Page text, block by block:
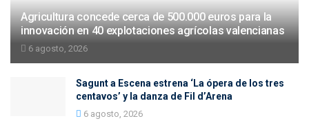
Agricultura concede cerca de 500.000 euros para la
innovación en 40 explotaciones agrícolas valencianas
6 agosto, 2026
Sagunt a Escena estrena ‘La ópera de los tres
centavos’ y la danza de Fil d’Arena
6 agosto, 2026